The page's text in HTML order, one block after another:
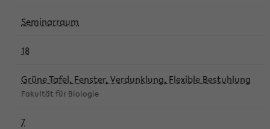
Seminarraum
18
Grüne Tafel, Fenster, Verdunklung, Flexible Bestuhlung
Fakultät für Biologie
7